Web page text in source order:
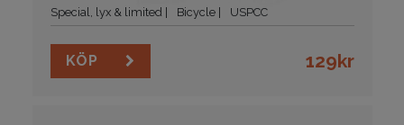
Special, lyx & limited Bicycle USPCC
KÖP 129kr